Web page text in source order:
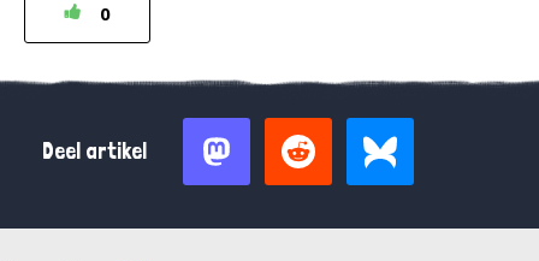
0
Deel artikel